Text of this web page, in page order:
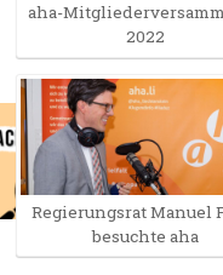
aha-
2022
Regierungsrat Manuel
besuchte aha